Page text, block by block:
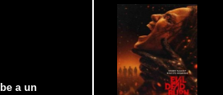
a un